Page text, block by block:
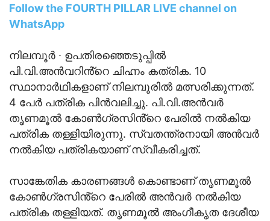
Follow the FOURTH PILLAR LIVE channel on
WhatsApp
നിലമ്പൂർ ∙ ഉപതിരഞ്ഞെടുപ്പിൽ
പി.വി.അൻവറിൻ്റെ ചിഹ്നം കത്രിക. 10
സ്ഥാനാർഥികളാണ് നിലമ്പൂരിൽ മത്സരിക്കുന്നത്.
4 പേർ പത്രിക പിൻവലിച്ചു. ‌പി.വി.അൻവർ
തൃണമൂൽ കോൺഗ്രസിൻ്റെ പേരിൽ നൽകിയ
പത്രിക തള്ളിയിരുന്നു. സ്വതന്ത്രനായി അൻവർ
നൽകിയ പത്രികയാണ് സ്വീകരിച്ചത്.
സാങ്കേതിക കാരണങ്ങൾ കൊണ്ടാണ് തൃണമൂൽ
കോൺഗ്രസിൻ്റെ പേരിൽ അൻവർ നൽകിയ
പത്രിക തള്ളിയത്. തൃണമൂൽ അംഗീകൃത ദേശീയ